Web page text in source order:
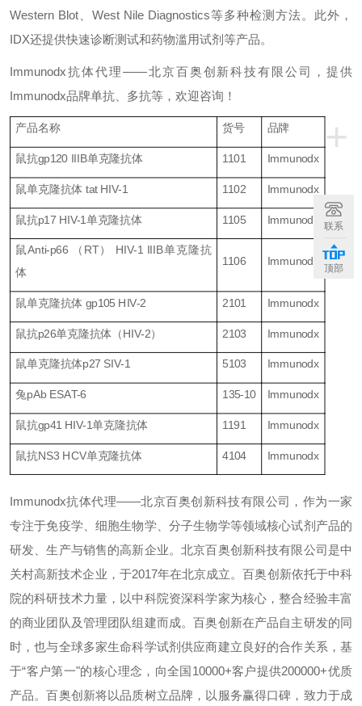
Western Blot West Nile Diagnostics等多种检测方法。此外，
IDX还提供快速诊断测试和药物滥用试剂等产品。
Immunodx抗体代理——北京百奥创新科技有限公司，提供
Immunodx品牌单抗、多抗等，欢迎咨询！
+
产品名称 货号 品牌
鼠抗gp120 IIIB单克隆抗体 1101 Immunodx
鼠单克隆抗体 tat HIV-1 1102 Immunodx
鼠抗p17 HIV-1单克隆抗体 1105 Immunodx
鼠Anti-p66 （ RT） HIV-1 IIIB单克隆抗
体
1106 Immunodx
鼠单克隆抗体 gp105 HIV-2 2101 Immunodx
鼠抗p26单克隆抗体（HIV-2） 2103 Immunodx
鼠单克隆抗体p27 SIV-1 5103 Immunodx
兔pAb ESAT-6 135-10 Immunodx
鼠抗gp41 HIV-1单克隆抗体 1191 Immunodx
鼠抗NS3 HCV单克隆抗体 4104 Immunodx
Immunodx抗体代理——北京百奥创新科技有限公司，作为一家
专注于免疫学、细胞生物学、分子生物学等领域核心试剂产品的
研发、生产与销售的高新企业。北京百奥创新科技有限公司是中
关村高新技术企业，于2017年在北京成立。百奥创新依托于中科
院的科研技术力量，以中科院资深科学家为核心，整合经验丰富
的商业团队及管理团队组建而成。百奥创新在产品自主研发的同
时，也与全球多家生命科学试剂供应商建立良好的合作关系，基
于“客户第一"的核心理念，向全国10000+客户提供200000+优质
产品。百奥创新将以品质树立品牌，以服务赢得口碑，致力于成
联系
顶部